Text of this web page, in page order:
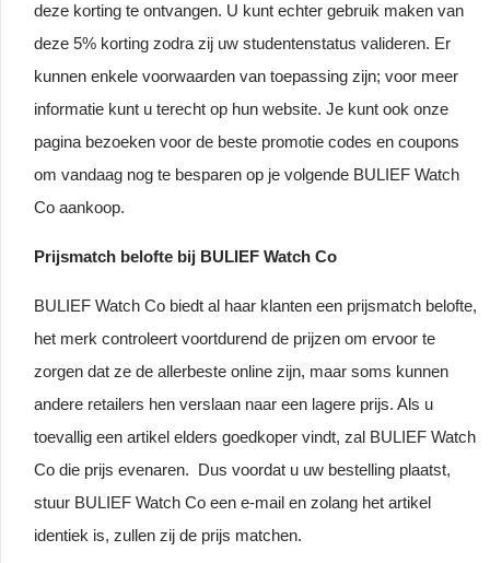
deze korting te ontvangen. U kunt echter gebruik maken van
deze 5% korting zodra zij uw studentenstatus valideren. Er
kunnen enkele voorwaarden van toepassing zijn; voor meer
informatie kunt u terecht op hun website. Je kunt ook onze
pagina bezoeken voor de beste promotie codes en coupons
om vandaag nog te besparen op je volgende BULIEF Watch
Co aankoop.
Prijsmatch belofte bij BULIEF Watch Co
BULIEF Watch Co biedt al haar klanten een prijsmatch belofte,
het merk controleert voortdurend de prijzen om ervoor te
zorgen dat ze de allerbeste online zijn, maar soms kunnen
andere retailers hen verslaan naar een lagere prijs. Als u
toevallig een artikel elders goedkoper vindt, zal BULIEF Watch
Co die prijs evenaren. Dus voordat u uw bestelling plaatst,
stuur BULIEF Watch Co een e-mail en zolang het artikel
identiek is, zullen zij de prijs matchen.